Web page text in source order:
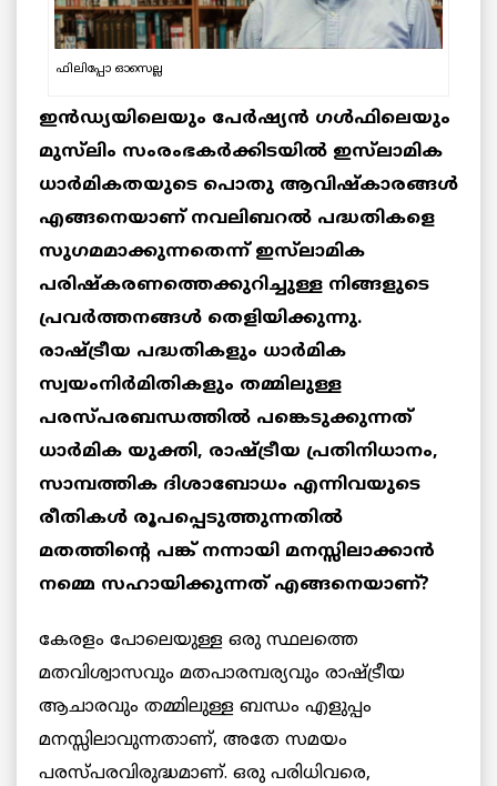
ഫിലിപ്പോ ഓസെല്ല
ഇൻഡ്യയിലെയും പേർഷ്യൻ ഗൾഫിലെയും
മുസ്‌ലിം സംരംഭകർക്കിടയിൽ ഇസ്‌ലാമിക
ധാർമികതയുടെ പൊതു ആവിഷ്‌കാരങ്ങൾ
എങ്ങനെയാണ് നവലിബറൽ പദ്ധതികളെ
സുഗമമാക്കുന്നതെന്ന് ഇസ്‌ലാമിക
പരിഷ്‌കരണത്തെക്കുറിച്ചുള്ള നിങ്ങളുടെ
പ്രവർത്തനങ്ങൾ തെളിയിക്കുന്നു.
രാഷ്ട്രീയ പദ്ധതികളും ധാർമിക
സ്വയംനിർമിതികളും തമ്മിലുള്ള
പരസ്പരബന്ധത്തിൽ പങ്കെടുക്കുന്നത്
ധാർമിക യുക്തി, രാഷ്ട്രീയ പ്രതിനിധാനം,
സാമ്പത്തിക ദിശാബോധം എന്നിവയുടെ
രീതികൾ രൂപപ്പെടുത്തുന്നതിൽ
മതത്തിന്റെ പങ്ക് നന്നായി മനസ്സിലാക്കാൻ
നമ്മെ സഹായിക്കുന്നത് എങ്ങനെയാണ്?
കേരളം പോലെയുള്ള ഒരു സ്ഥലത്തെ
മതവിശ്വാസവും മതപാരമ്പര്യവും രാഷ്ട്രീയ
ആചാരവും തമ്മിലുള്ള ബന്ധം എളുപ്പം
മനസ്സിലാവുന്നതാണ്, അതേ സമയം
പരസ്പരവിരുദ്ധമാണ്. ഒരു പരിധിവരെ,